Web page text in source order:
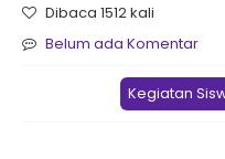
Dibaca 1512 kali
Belum ada Komentar
Kegiatan